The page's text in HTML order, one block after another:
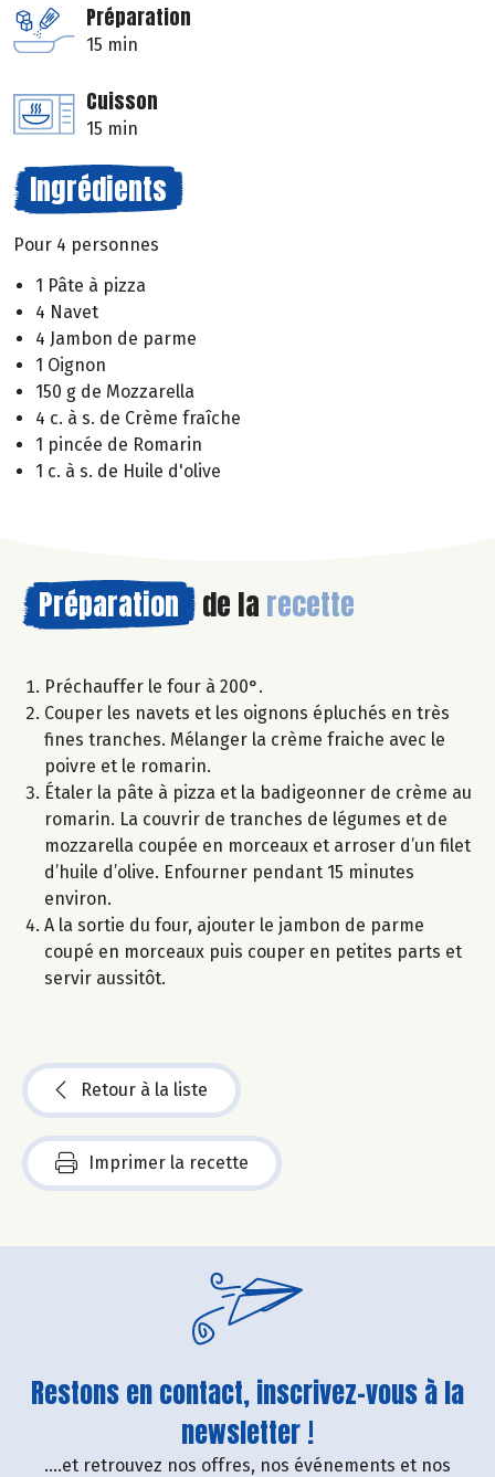
Préparation
15 min
Cuisson
15 min
Ingrédients
Pour 4 personnes
1 Pâte à pizza
4 Navet
4 Jambon de parme
1 Oignon
150 g de Mozzarella
4 c. à s. de Crème fraîche
1 pincée de Romarin
1 c. à s. de Huile d'olive
Préparation de la recette
Préchauffer le four à 200°.
Couper les navets et les oignons épluchés en très
fines tranches. Mélanger la crème fraiche avec le
poivre et le romarin.
Étaler la pâte à pizza et la badigeonner de crème au
romarin. La couvrir de tranches de légumes et de
mozzarella coupée en morceaux et arroser d’un filet
d’huile d’olive. Enfourner pendant 15 minutes
environ.
A la sortie du four, ajouter le jambon de parme
coupé en morceaux puis couper en petites parts et
servir aussitôt.
Retour à la liste
Imprimer la recette
Restons en contact, inscrivez-vous à la
newsletter !
....et retrouvez nos offres, nos événements et nos